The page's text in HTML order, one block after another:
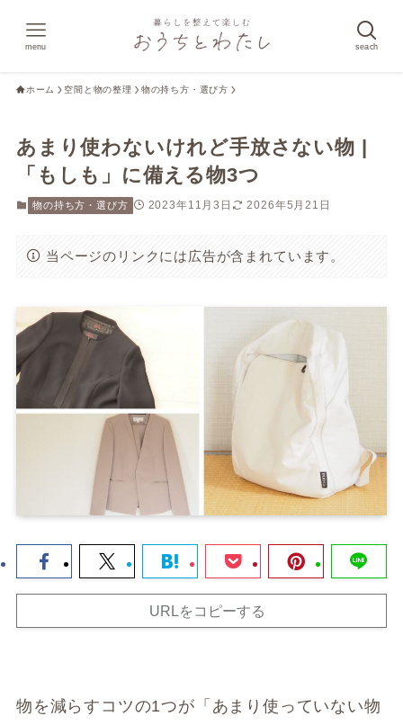
seach
menu
ホーム 空間と物の整理 物の持ち方・選び方
あまり使わないけれど手放さない物 |
「もしも」に備える物3つ
物の持ち方・選び方 2023年11月3日 2026年5月21日
当ページのリンクには広告が含まれています。
URLをコピーする
物を減らすコツの1つが「あまり使っていない物